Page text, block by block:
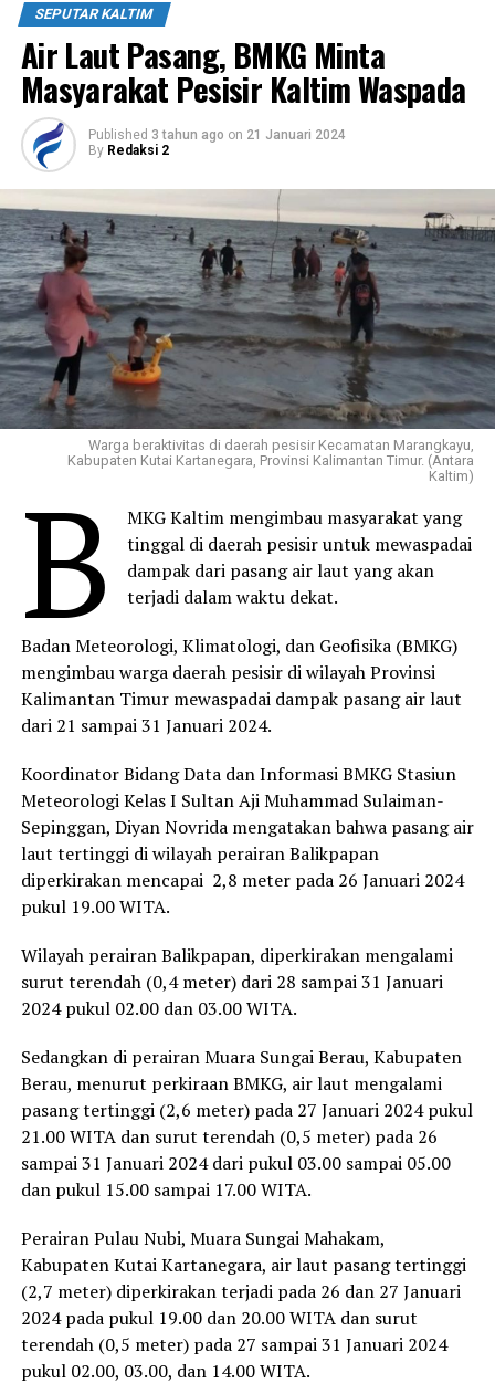
SEPUTAR KALTIM
Air Laut Pasang, BMKG Minta
Masyarakat Pesisir Kaltim Waspada
Published 3 tahun ago on 21 Januari 2024
By Redaksi 2
Warga beraktivitas di daerah pesisir Kecamatan Marangkayu,
Kabupaten Kutai Kartanegara, Provinsi Kalimantan Timur. (Antara
Kaltim)
B
MKG Kaltim mengimbau masyarakat yang
tinggal di daerah pesisir untuk mewaspadai
dampak dari pasang air laut yang akan
terjadi dalam waktu dekat.
Badan Meteorologi, Klimatologi, dan Geofisika (BMKG)
mengimbau warga daerah pesisir di wilayah Provinsi
Kalimantan Timur mewaspadai dampak pasang air laut
dari 21 sampai 31 Januari 2024.
Koordinator Bidang Data dan Informasi BMKG Stasiun
Meteorologi Kelas I Sultan Aji Muhammad Sulaiman-
Sepinggan, Diyan Novrida mengatakan bahwa pasang air
laut tertinggi di wilayah perairan Balikpapan
diperkirakan mencapai 2,8 meter pada 26 Januari 2024
pukul 19.00 WITA.
Wilayah perairan Balikpapan, diperkirakan mengalami
surut terendah (0,4 meter) dari 28 sampai 31 Januari
2024 pukul 02.00 dan 03.00 WITA.
Sedangkan di perairan Muara Sungai Berau, Kabupaten
Berau, menurut perkiraan BMKG, air laut mengalami
pasang tertinggi (2,6 meter) pada 27 Januari 2024 pukul
21.00 WITA dan surut terendah (0,5 meter) pada 26
sampai 31 Januari 2024 dari pukul 03.00 sampai 05.00
dan pukul 15.00 sampai 17.00 WITA.
Perairan Pulau Nubi, Muara Sungai Mahakam,
Kabupaten Kutai Kartanegara, air laut pasang tertinggi
(2,7 meter) diperkirakan terjadi pada 26 dan 27 Januari
2024 pada pukul 19.00 dan 20.00 WITA dan surut
terendah (0,5 meter) pada 27 sampai 31 Januari 2024
pukul 02.00, 03.00, dan 14.00 WITA.